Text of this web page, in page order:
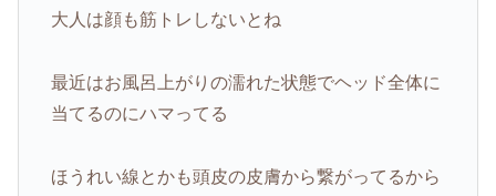
大人は顔も筋トレしないとね
最近はお風呂上がりの濡れた状態でヘッド全体に
当てるのにハマってる
ほうれい線とかも頭皮の皮膚から繋がってるから